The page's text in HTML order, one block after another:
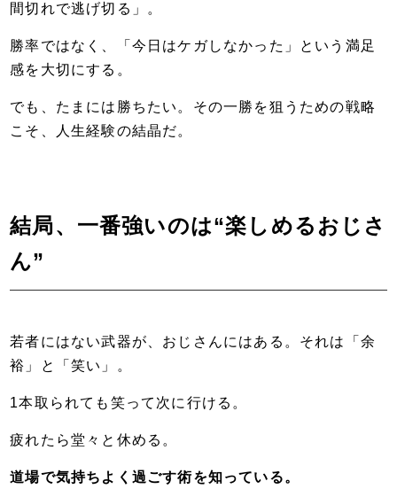
間切れで逃げ切る」。
勝率ではなく、「今日はケガしなかった」という満足
感を大切にする。
でも、たまには勝ちたい。その一勝を狙うための戦略
こそ、人生経験の結晶だ。
結局、一番強いのは“楽しめるおじさ
ん”
若者にはない武器が、おじさんにはある。それは「余
裕」と「笑い」。
1本取られても笑って次に行ける。
疲れたら堂々と休める。
道場で気持ちよく過ごす術を知っている。